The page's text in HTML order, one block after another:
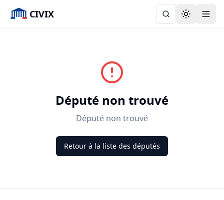
CIVIX Toggle
Député non trouvé
Député non trouvé
Retour à la liste des députés